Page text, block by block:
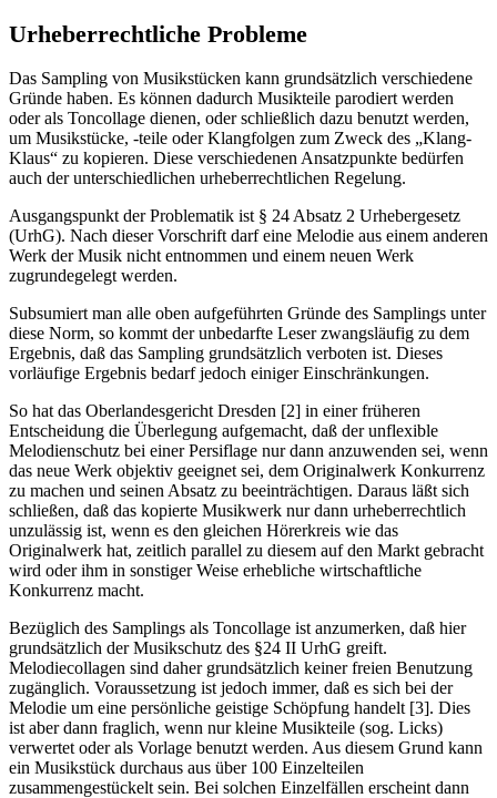
Urheberrechtliche Probleme
Das Sampling von Musikstücken kann grundsätzlich verschiedene
Gründe haben. Es können dadurch Musikteile parodiert werden
oder als Toncollage dienen, oder schließlich dazu benutzt werden,
um Musikstücke, -teile oder Klangfolgen zum Zweck des „Klang-
Klaus“ zu kopieren. Diese verschiedenen Ansatzpunkte bedürfen
auch der unterschiedlichen urheberrechtlichen Regelung.
Ausgangspunkt der Problematik ist § 24 Absatz 2 Urhebergesetz
(UrhG). Nach dieser Vorschrift darf eine Melodie aus einem anderen
Werk der Musik nicht entnommen und einem neuen Werk
zugrundegelegt werden.
Subsumiert man alle oben aufgeführten Gründe des Samplings unter
diese Norm, so kommt der unbedarfte Leser zwangsläufig zu dem
Ergebnis, daß das Sampling grundsätzlich verboten ist. Dieses
vorläufige Ergebnis bedarf jedoch einiger Einschränkungen.
So hat das Oberlandesgericht Dresden [2] in einer früheren
Entscheidung die Überlegung aufgemacht, daß der unflexible
Melodienschutz bei einer Persiflage nur dann anzuwenden sei, wenn
das neue Werk objektiv geeignet sei, dem Originalwerk Konkurrenz
zu machen und seinen Absatz zu beeinträchtigen. Daraus läßt sich
schließen, daß das kopierte Musikwerk nur dann urheberrechtlich
unzulässig ist, wenn es den gleichen Hörerkreis wie das
Originalwerk hat, zeitlich parallel zu diesem auf den Markt gebracht
wird oder ihm in sonstiger Weise erhebliche wirtschaftliche
Konkurrenz macht.
Bezüglich des Samplings als Toncollage ist anzumerken, daß hier
grundsätzlich der Musikschutz des §24 II UrhG greift.
Melodiecollagen sind daher grundsätzlich keiner freien Benutzung
zugänglich. Voraussetzung ist jedoch immer, daß es sich bei der
Melodie um eine persönliche geistige Schöpfung handelt [3]. Dies
ist aber dann fraglich, wenn nur kleine Musikteile (sog. Licks)
verwertet oder als Vorlage benutzt werden. Aus diesem Grund kann
ein Musikstück durchaus aus über 100 Einzelteilen
zusammengestückelt sein. Bei solchen Einzelfällen erscheint dann